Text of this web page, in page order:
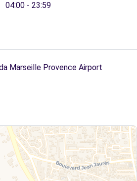
04:00 - 23:59
Marseille Provence Airport